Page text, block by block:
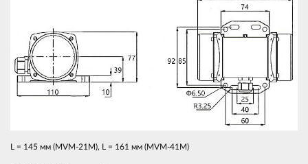
L = 145 мм (MVM-21M), L = 161 мм (MVM-41M)